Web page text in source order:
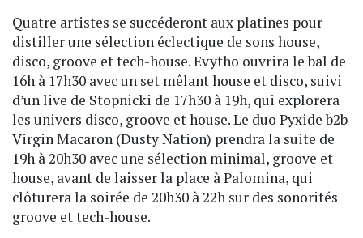
Quatre artistes se succéderont aux platines pour
distiller une sélection éclectique de sons house,
disco, groove et tech-house. Evytho ouvrira le bal de
16h à 17h30 avec un set mêlant house et disco, suivi
d’un live de Stopnicki de 17h30 à 19h, qui explorera
les univers disco, groove et house. Le duo Pyxide b2b
Virgin Macaron (Dusty Nation) prendra la suite de
19h à 20h30 avec une sélection minimal, groove et
house, avant de laisser la place à Palomina, qui
clôturera la soirée de 20h30 à 22h sur des sonorités
groove et tech-house.